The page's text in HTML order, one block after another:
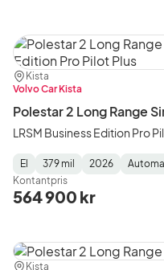
Plats:
Kista
Återförsäljare:
Volvo Car Kista
Polestar 2 Long Range
LRSM Business Edition Pro
Fuel
Type:
El
Mätarställning:
379 mil
Model
Year:
2026
Gearbox
Type:
Kontantpris
564 900 kr
Kista